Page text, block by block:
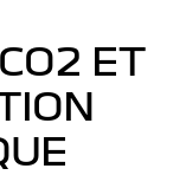
ET